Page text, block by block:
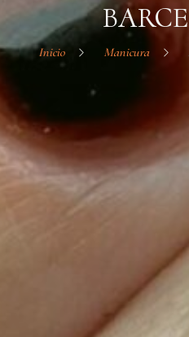
Inicio Manicura